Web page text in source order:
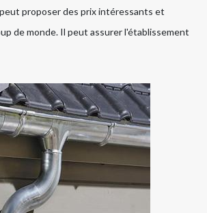
proposer des prix intéressants et
de monde. Il peut assurer l'établissement